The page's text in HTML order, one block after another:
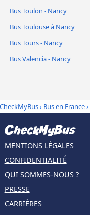
Bus Toulon - Nancy
Bus Toulouse à Nancy
Bus Tours - Nancy
Bus Valencia - Nancy
CheckMyBus› Bus en France›
MENTIONS LÉGALES
CONFIDENTIALITÉ
QUI SOMMES-NOUS ?
PRESSE
CARRIÈRES